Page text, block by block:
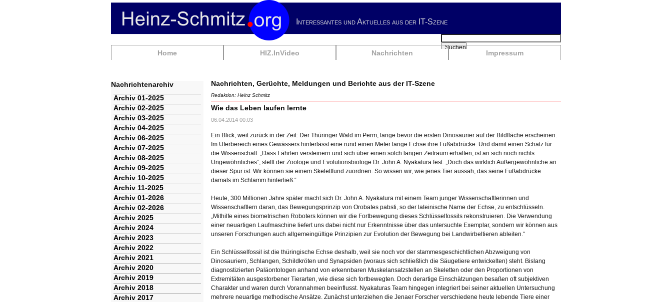
Interessantes und Aktuelles aus der IT-Szene
Navigation
Home HIZ.InVideo Nachrichten Impressum
Suchbegriffe
Suchen
Nachrichten, Gerüchte, Meldungen und Berichte aus der IT-Szene
Redaktion: Heinz Schmitz
Wie das Leben laufen lernte
06.04.2014 00:03
Ein Blick, weit zurück in der Zeit: Der Thüringer Wald im Perm, lange bevor die ersten Dinosaurier auf der Bildfläche erscheinen.
Im Uferbereich eines Gewässers hinterlässt eine rund einen Meter lange Echse ihre Fußabdrücke. Und damit einen Schatz für
die Wissenschaft. „Dass Fährten versteinern und sich über einen solch langen Zeitraum erhalten, ist an sich noch nichts
Ungewöhnliches“, stellt der Zoologe und Evolutionsbiologe Dr. John A. Nyakatura fest. „Doch das wirklich Außergewöhnliche an
dieser Spur ist: Wir können sie einem Skelettfund zuordnen. So wissen wir, wie jenes Tier aussah, das seine Fußabdrücke
damals im Schlamm hinterließ.“
Heute, 300 Millionen Jahre später macht sich Dr. John A. Nyakatura mit einem Team junger Wissenschaftlerinnen und
Wissenschaftlern daran, das Bewegungsprinzip von Orobates pabsti, so der lateinische Name der Echse, zu entschlüsseln.
„Mithilfe eines biometrischen Roboters können wir die Fortbewegung dieses Schlüsselfossils rekonstruieren. Die Verwendung
einer neuartigen Laufmaschine liefert uns dabei nicht nur Erkenntnisse über das untersuchte Exemplar, sondern wir können aus
unseren Forschungen auch allgemeingültige Prinzipien zur Evolution der Bewegung bei Landwirbeltieren ableiten.“
Ein Schlüsselfossil ist die thüringische Echse deshalb, weil sie noch vor der stammesgeschichtlichen Abzweigung von
Dinosauriern, Schlangen, Schildkröten und Synapsiden (woraus sich schließlich die Säugetiere entwickelten) steht. Bislang
diagnostizierten Paläontologen anhand von erkennbaren Muskelansatzstellen an Skeletten oder den Proportionen von
Extremitäten ausgestorbener Tierarten, wie diese sich fortbewegten. Doch derartige Einschätzungen besaßen oft subjektiven
Charakter und waren durch Vorannahmen beeinflusst. Nyakaturas Team hingegen integriert bei seiner aktuellen Untersuchung
mehrere neuartige methodische Ansätze. Zunächst unterziehen die Jenaer Forscher verschiedene heute lebende Tiere einer
Nachrichtenarchiv
Navigation
überspringen
Archiv 01-2025
Archiv 02-2025
Archiv 03-2025
Archiv 04-2025
Archiv 06-2025
Archiv 07-2025
Archiv 08-2025
Archiv 09-2025
Archiv 10-2025
Archiv 11-2025
Archiv 01-2026
Archiv 02-2026
Archiv 2025
Archiv 2024
Archiv 2023
Archiv 2022
Archiv 2021
Archiv 2020
Archiv 2019
Archiv 2018
Archiv 2017